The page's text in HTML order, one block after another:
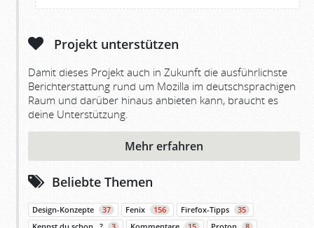
Projekt unterstützen
Damit dieses Projekt auch in Zukunft die ausführlichste
Berichterstattung rund um Mozilla im deutschsprachigen
Raum und darüber hinaus anbieten kann, braucht es
deine Unterstützung.
Mehr erfahren
Beliebte Themen
Design-Konzepte 37 Fenix 156 Firefox-Tipps
35